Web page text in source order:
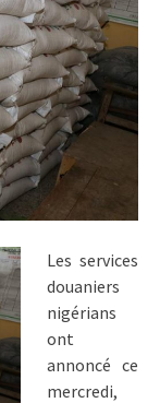
Les services
douaniers
nigérians
ont
annoncé ce
mercredi,